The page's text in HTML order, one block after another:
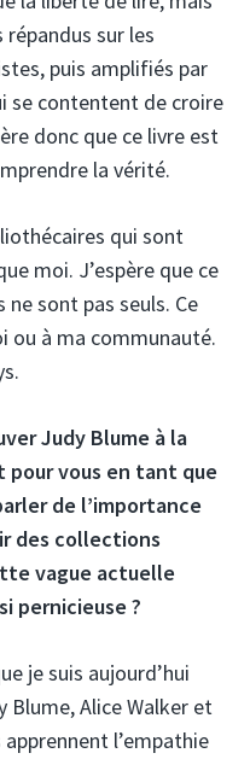
sur les
puis amplifiés par
se contentent de croire
donc que ce livre est
la vérité.
qui sont
moi. J’espère que ce
sont pas seuls. Ce
ou à ma communauté.
Judy Blume à la
vous en tant que
de l’importance
des collections
vague actuelle
pernicieuse ?
je suis aujourd’hui
Blume, Alice Walker et
l’empathie